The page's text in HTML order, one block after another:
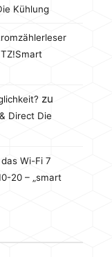
Kühlung
zu
Direct Die
Wi-Fi 7
20 – „smart